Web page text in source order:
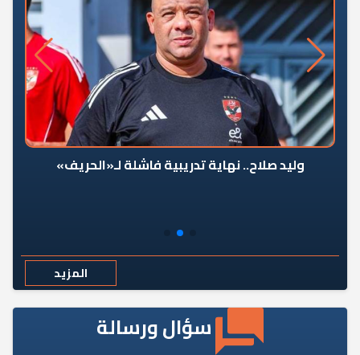
وليد صلاح.. نهاية تدريبية فاشلة لـ«الحريف»
المزيد
سؤال ورسالة